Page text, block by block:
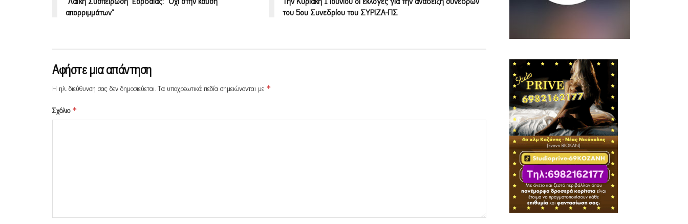
απορριμμάτων”
του 5ου Συνεδρίου του ΣΥΡΙΖΑ-ΠΣ
Αφήστε μια απάντηση
Η ηλ. διεύθυνση σας δεν δημοσιεύεται.Τα υποχρεωτικά πεδία σημειώνονται με *
Σχόλιο *